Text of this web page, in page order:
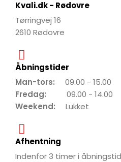
Kvali.dk - Rødovre
Tørringvej 16
2610 Rødovre
Åbningstider
Man-tors: 09.00 - 15.00
Fredag: 09.00 - 14.00
Weekend: Lukket
Afhentning
Indenfor 3 timer i